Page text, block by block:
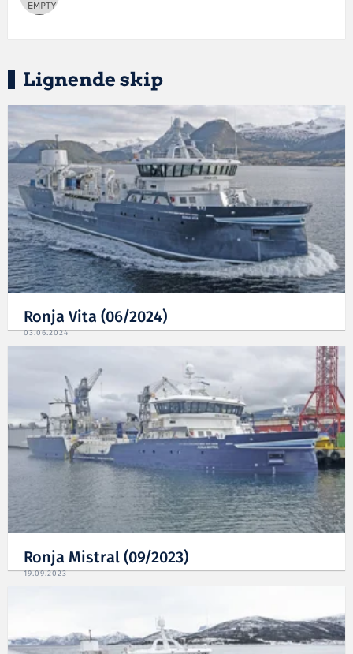
Lignende skip
Ronja Vita (06/2024)
03.06.2024
Ronja Mistral (09/2023)
19.09.2023